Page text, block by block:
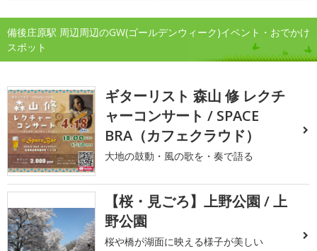
備後庄原駅 周辺周辺のGW(ゴールデンウィーク)イベント・おでかけ
スポット
ギターリスト 森山 修 レクチ
ャーコンサート / SPACE
BRA（カフェクラウド）
大地の鼓動・風の歌を・奏で語る
【桜・見ごろ】上野公園 / 上
野公園
桜や橋が湖面に映える様子が美しい